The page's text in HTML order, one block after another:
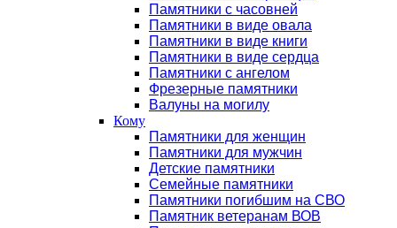
Памятники с часовней
Памятники в виде овала
Памятники в виде книги
Памятники в виде сердца
Памятники с ангелом
Фрезерные памятники
Валуны на могилу
Кому
Памятники для женщин
Памятники для мужчин
Детские памятники
Семейные памятники
Памятники погибшим на СВО
Памятник ветеранам ВОВ